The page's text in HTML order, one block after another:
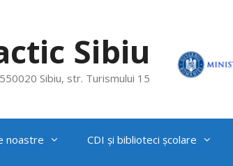
Sibiu
550020 Sibiu, str. Turismului 15
noastre CDI și biblioteci școlare